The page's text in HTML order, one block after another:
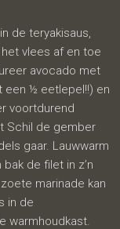
de teryakisaus,
vlees af en toe
avocado met
een ½ eetlepel!!) en
voortdurend
Schil de gember
gaar. Lauwwarm
de filet in z’n
marinade kan
in de
warmhoudkast.